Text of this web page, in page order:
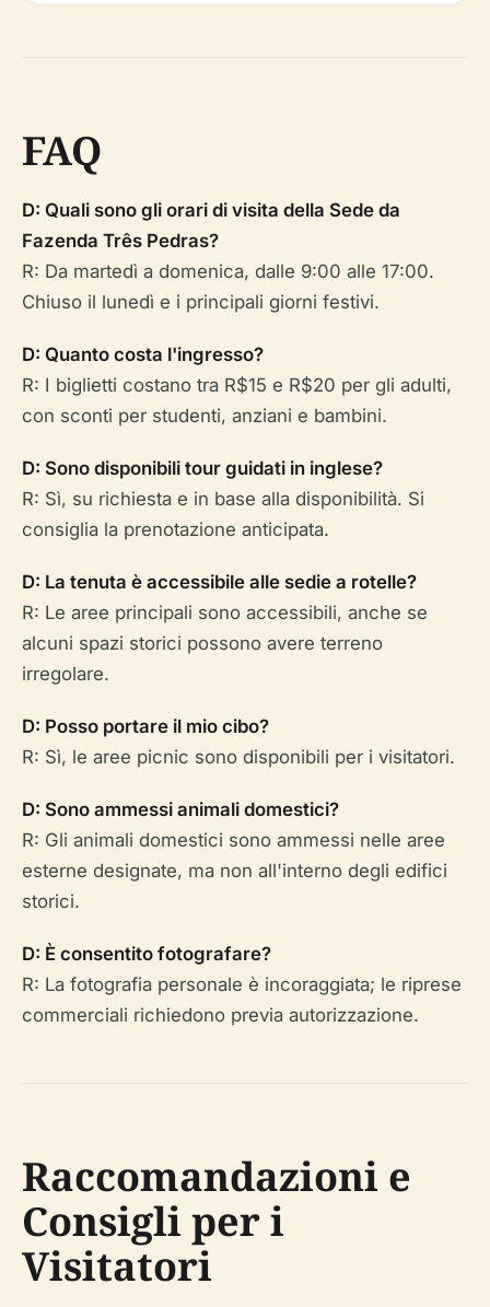
FAQ
D: Quali sono gli orari di visita della Sede da
Fazenda Três Pedras?
R: Da martedì a domenica, dalle 9:00 alle 17:00.
Chiuso il lunedì e i principali giorni festivi.
D: Quanto costa l'ingresso?
R: I biglietti costano tra R$15 e R$20 per gli adulti,
con sconti per studenti, anziani e bambini.
D: Sono disponibili tour guidati in inglese?
R: Sì, su richiesta e in base alla disponibilità. Si
consiglia la prenotazione anticipata.
D: La tenuta è accessibile alle sedie a rotelle?
R: Le aree principali sono accessibili, anche se
alcuni spazi storici possono avere terreno
irregolare.
D: Posso portare il mio cibo?
R: Sì, le aree picnic sono disponibili per i visitatori.
D: Sono ammessi animali domestici?
R: Gli animali domestici sono ammessi nelle aree
esterne designate, ma non all'interno degli edifici
storici.
D: È consentito fotografare?
R: La fotografia personale è incoraggiata; le riprese
commerciali richiedono previa autorizzazione.
Raccomandazioni e
Consigli per i
Visitatori